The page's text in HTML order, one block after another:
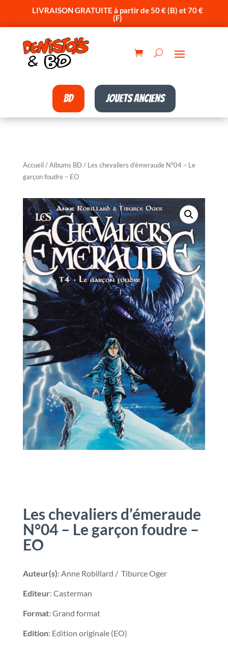
LIVRAISON GRATUITE à partir de 50 € (B) et 70 €
(F)
BD Jouets anciens
Accueil/Albums BD / Les chevaliers d’émeraude N°04 – Le
garçon foudre – EO
Les chevaliers d’émeraude
N°04 – Le garçon foudre –
EO
Auteur(s): Anne Robillard / Tiburce Oger
Editeur: Casterman
Format: Grand format
Edition: Edition originale (EO)